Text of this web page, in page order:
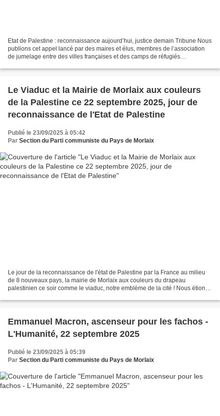
Etat de Palestine : reconnaissance aujourd’hui, justice demain Tribune Nous
publions cet appel lancé par des maires et élus, membres de l’association
de jumelage entre des villes françaises et des camps de réfugiés
Le Viaduc et la Mairie de Morlaix aux couleurs
de la Palestine ce 22 septembre 2025, jour de
reconnaissance de l'Etat de Palestine
Publié le 23/09/2025 à 05:42
Par Section du Parti communiste du Pays de Morlaix
Le jour de la reconnaissance de l'état de Palestine par la France au milieu
de 8 nouveaux pays, la mairie de Morlaix aux couleurs du drapeau
palestinien ce soir comme le viaduc, notre emblème de la cité ! Nous étions
Emmanuel Macron, ascenseur pour les fachos -
L'Humanité, 22 septembre 2025
Publié le 23/09/2025 à 05:39
Par Section du Parti communiste du Pays de Morlaix